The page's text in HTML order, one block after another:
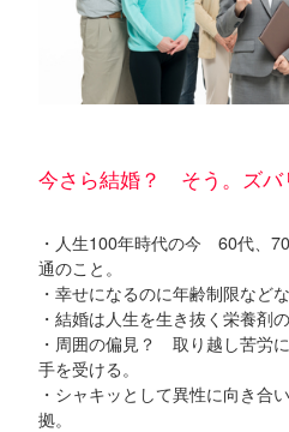
今さら結婚？ そう。ズバ
・人生100年時代の今 60代、
通のこと。
・幸せになるのに年齢制限などな
・結婚は人生を生き抜く栄養剤の
・周囲の偏見？ 取り越し苦労
手を受ける。
・シャキッとして異性に向き
拠。